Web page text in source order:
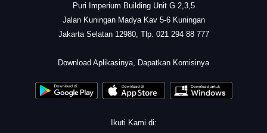
Puri Imperium Building Unit G 2,3,5
Jalan Kuningan Madya Kav 5-6 Kuningan
Jakarta Selatan 12980, Tlp. 021 294 88 777
Download Aplikasinya, Dapatkan Komisinya
Ikuti Kami di: